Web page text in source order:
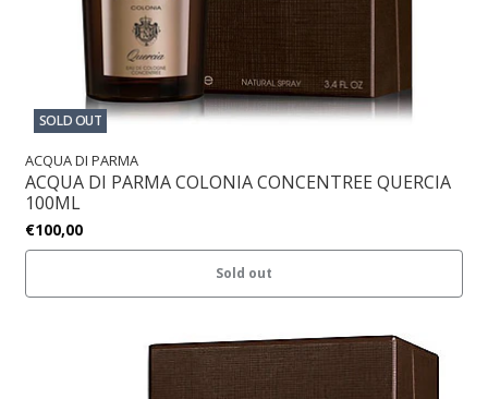
SOLD OUT
ACQUA DI PARMA
ACQUA DI PARMA COLONIA CONCENTREE QUERCIA
100ML
€100,00
Sold out